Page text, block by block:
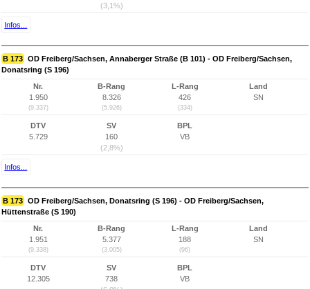
(3,1%)
Infos...
B 173 OD Freiberg/Sachsen, Annaberger Straße (B 101) - OD Freiberg/Sachsen,
Donatsring (S 196)
Nr.
1.950
(9.337)
B-Rang
8.326
(5.926)
L-Rang
426
(334)
Land
SN
DTV
5.729
SV
160
(2,8%)
BPL
VB
Infos...
B 173 OD Freiberg/Sachsen, Donatsring (S 196) - OD Freiberg/Sachsen,
Hüttenstraße (S 190)
Nr.
1.951
(9.338)
B-Rang
5.377
(3.005)
L-Rang
188
(96)
Land
SN
DTV
12.305
SV
738
BPL
VB